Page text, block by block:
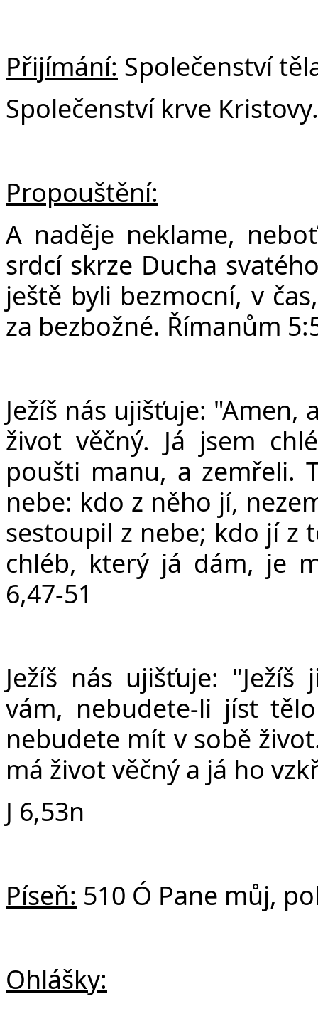
Přijímání: Společenství
Společenství krve Kristovy.
Propouštění:
A naděje neklame,
srdcí skrze Ducha
ještě byli bezmocní, v
za bezbožné. Římanům
Ježíš nás ujišťuje:
život věčný. Já jsem
poušti manu, a zemřeli.
nebe: kdo z něho jí,
sestoupil z nebe; kdo jí z
chléb, který já dám, je
6,47-51
Ježíš nás ujišťuje:
vám, nebudete-li jíst
nebudete mít v sobě
má život věčný a já ho
J 6,53n
Píseň: 510 Ó Pane můj,
Ohlášky: